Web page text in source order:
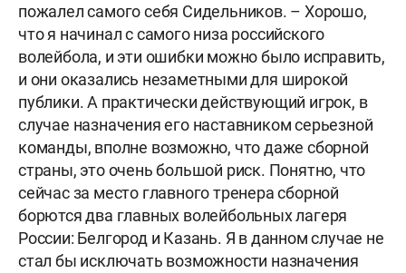
пожалел самого себя Сидельников. – Хорошо,
что я начинал с самого низа российского
волейбола, и эти ошибки можно было исправить,
и они оказались незаметными для широкой
публики. А практически действующий игрок, в
случае назначения его наставником серьезной
команды, вполне возможно, что даже сборной
страны, это очень большой риск. Понятно, что
сейчас за место главного тренера сборной
борются два главных волейбольных лагеря
России: Белгород и Казань. Я в данном случае не
стал бы исключать возможности назначения